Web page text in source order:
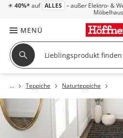
☀ 40%* auf ALLES – außer Elektro- &
Möbelhaus
MENÜ
Teppiche Naturteppiche